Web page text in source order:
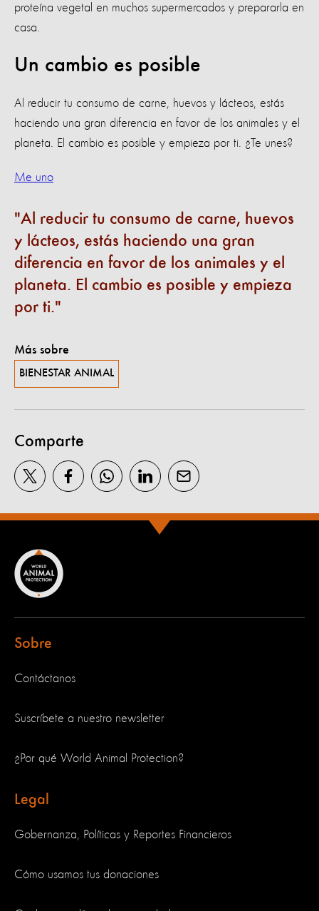
proteína vegetal en muchos supermercados y prepararla en
casa.
Un cambio es posible
Al reducir tu consumo de carne, huevos y lácteos, estás
haciendo una gran diferencia en favor de los animales y el
planeta. El cambio es posible y empieza por ti. ¿Te unes?
Me uno
Al reducir tu consumo de carne, huevos
y lácteos, estás haciendo una gran
diferencia en favor de los animales y el
planeta. El cambio es posible y empieza
por ti.
Más sobre
BIENESTAR ANIMAL
Comparte
Sobre
Contáctanos
Suscríbete a nuestro newsletter
¿Por qué World Animal Protection?
Legal
Gobernanza, Políticas y Reportes Financieros
Cómo usamos tus donaciones